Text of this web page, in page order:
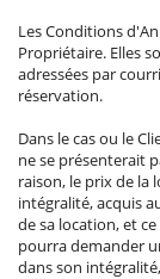
Les Conditions
Propriétaire. Elles
adressées par
réservation.
Dans le cas ou le
ne se présenterait
raison, le prix de la
intégralité, acquis
de sa location, et
pourra demander
dans son